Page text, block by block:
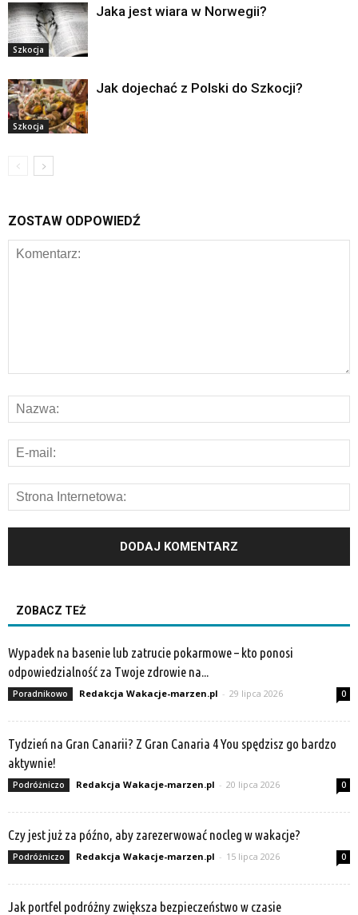
Szkocja
Jaka jest wiara w Norwegii?
Szkocja
Jak dojechać z Polski do Szkocji?
ZOSTAW ODPOWIEDŹ
ZOBACZ TEŻ
Wypadek na basenie lub zatrucie pokarmowe – kto ponosi
odpowiedzialność za Twoje zdrowie na...
Poradnikowo Redakcja Wakacje-marzen.pl - 29 lipca 2026 0
Tydzień na Gran Canarii? Z Gran Canaria 4 You spędzisz go bardzo
aktywnie!
Podróżniczo Redakcja Wakacje-marzen.pl - 20 lipca 2026 0
Czy jest już za późno, aby zarezerwować nocleg w wakacje?
Podróżniczo Redakcja Wakacje-marzen.pl - 15 lipca 2026 0
Jak portfel podróżny zwiększa bezpieczeństwo w czasie